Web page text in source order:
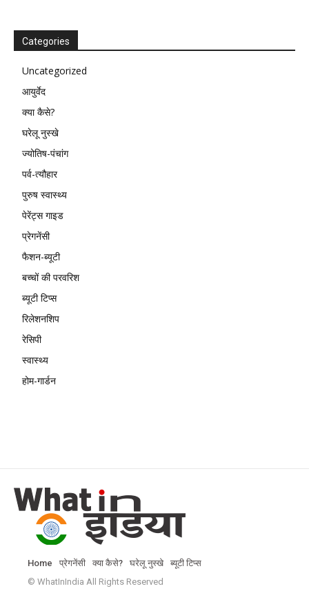
Categories
Uncategorized
आयुर्वेद
क्या कैसे?
घरेलू नुस्खे
ज्योतिष-पंचांग
पर्व-त्यौहार
पुरुष स्वास्थ्य
पेरेंट्स गाइड
प्रेगनेंसी
फैशन-ब्यूटी
बच्चों की परवरिश
ब्यूटी टिप्स
रिलेशनशिप
रेसिपी
स्वास्थ्य
होम-गार्डन
Home प्रेगनेंसी क्या कैसे? घरेलू नुस्खे
ब्यूटी टिप्स
© WhatInIndia All Rights Reserved